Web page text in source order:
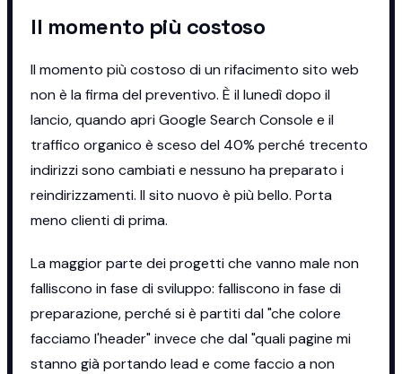
Il momento più costoso
Il momento più costoso di un rifacimento sito web
non è la firma del preventivo. È il lunedì dopo il
lancio, quando apri Google Search Console e il
traffico organico è sceso del 40% perché trecento
indirizzi sono cambiati e nessuno ha preparato i
reindirizzamenti. Il sito nuovo è più bello. Porta
meno clienti di prima.
La maggior parte dei progetti che vanno male non
falliscono in fase di sviluppo: falliscono in fase di
preparazione, perché si è partiti dal "che colore
facciamo l'header" invece che dal "quali pagine mi
stanno già portando lead e come faccio a non